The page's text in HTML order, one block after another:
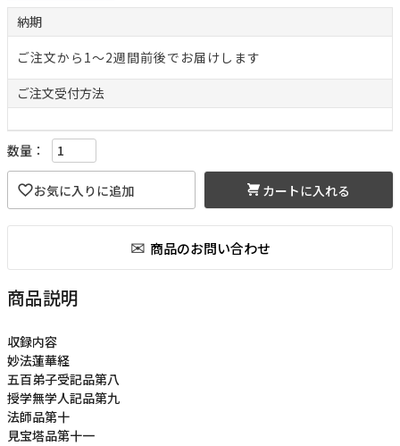
納期
ご注文から1～2週間前後でお届けします
ご注文受付方法
カートに入れる
商品説明
収録内容
妙法蓮華経
五百弟子受記品第八
授学無学人記品第九
法師品第十
見宝塔品第十一